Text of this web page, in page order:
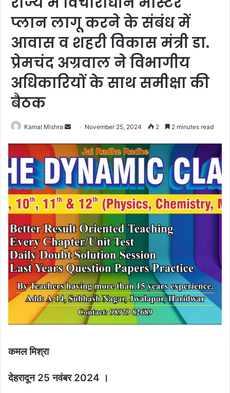
प्लान लागू करने के संबंध में
आवास व शहरी विकास मंत्री डा.
प्रेमचंद अग्रवाल ने विभागीय
अधिकारियों के साथ समीक्षा की
बैठक
Kamal Mishra
Send
email
November 25, 2024 2 2 minutes read
कमल मिश्रा
देहरादून 25 नवंबर 2024 ।